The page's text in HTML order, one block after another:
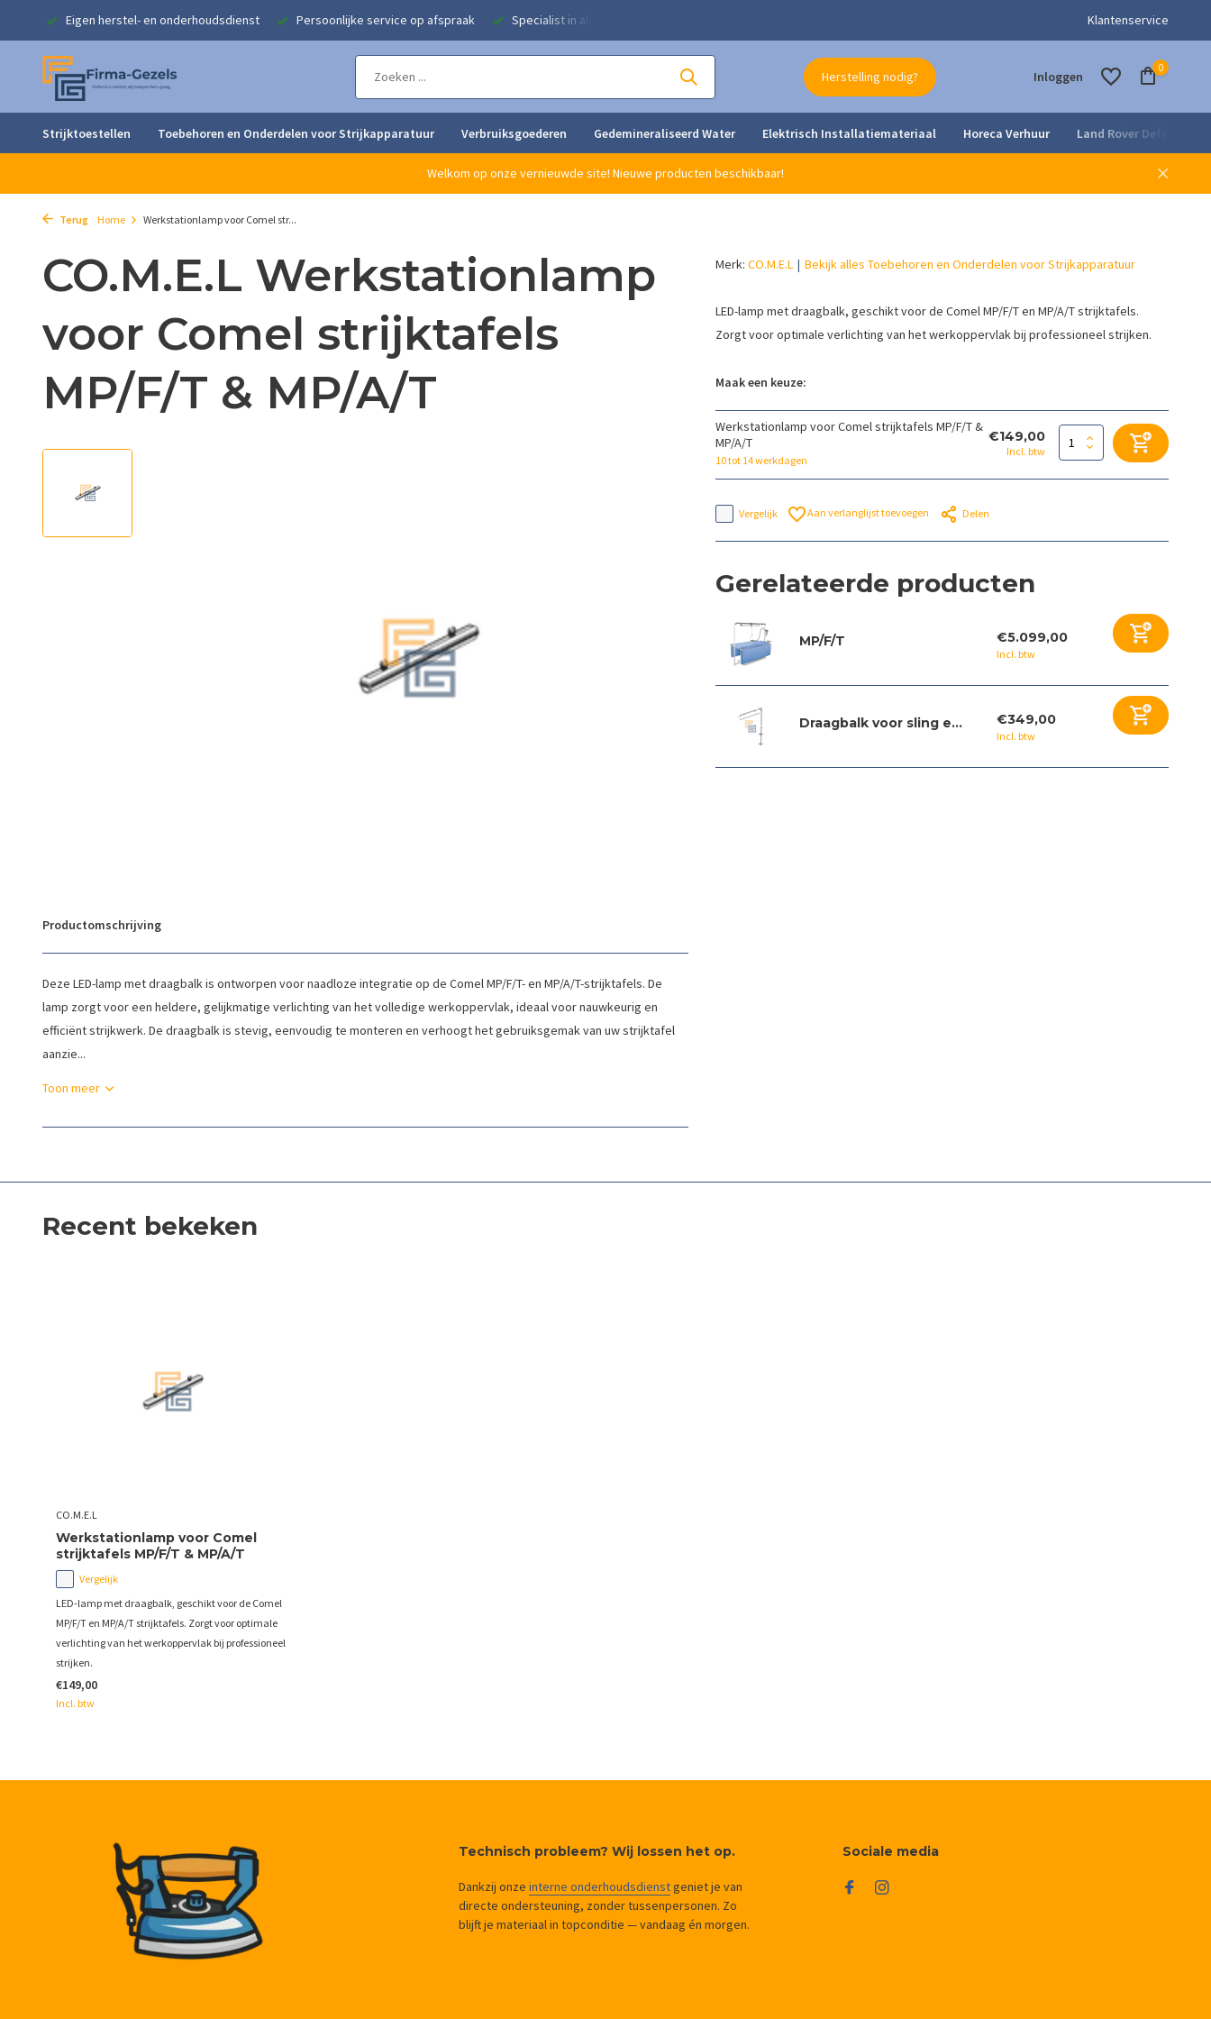
Eigen herstel- en onderhoudsdienst Persoonlijke service op afspraak Specialist in alle strijkoplossingen Klantenservice
Herstelling nodig? Inloggen
0
Strijktoestellen Toebehoren en Onderdelen voor Strijkapparatuur Verbruiksgoederen Gedemineraliseerd Water Elektrisch Installatiemateriaal Horeca Verhuur Land Rover Defender
Welkom op onze vernieuwde site! Nieuwe producten beschikbaar!
Terug Home Werkstationlamp voor Comel str...
CO.M.E.L Werkstationlamp
voor Comel strijktafels
MP/F/T & MP/A/T
Productomschrijving
Deze LED-lamp met draagbalk is ontworpen voor naadloze integratie op de Comel MP/F/T- en MP/A/T-strijktafels. De
lamp zorgt voor een heldere, gelijkmatige verlichting van het volledige werkoppervlak, ideaal voor nauwkeurig en
efficiënt strijkwerk. De draagbalk is stevig, eenvoudig te monteren en verhoogt het gebruiksgemak van uw strijktafel
aanzie...
Toon meer
Merk: CO.M.E.L Bekijk alles Toebehoren en Onderdelen voor Strijkapparatuur
LED-lamp met draagbalk, geschikt voor de Comel MP/F/T en MP/A/T strijktafels.
Zorgt voor optimale verlichting van het werkoppervlak bij professioneel strijken.
Maak een keuze:
Werkstationlamp voor Comel strijktafels MP/F/T &
MP/A/T
10 tot 14 werkdagen
€149,00
Incl. btw
Vergelijk Aan verlanglijst toevoegen Delen
Gerelateerde producten
MP/F/T €5.099,00
Incl. btw
Draagbalk voor sling e... €349,00
Incl. btw
Recent bekeken
CO.M.E.L
Werkstationlamp voor Comel
strijktafels MP/F/T & MP/A/T
Vergelijk
LED-lamp met draagbalk, geschikt voor de Comel
MP/F/T en MP/A/T strijktafels. Zorgt voor optimale
verlichting van het werkoppervlak bij professioneel
strijken.
€149,00
Incl. btw
Technisch probleem? Wij lossen het op.
Dankzij onze interne onderhoudsdienstgeniet je van
directe ondersteuning, zonder tussenpersonen. Zo
blijft je materiaal in topconditie — vandaag én morgen.
Sociale media